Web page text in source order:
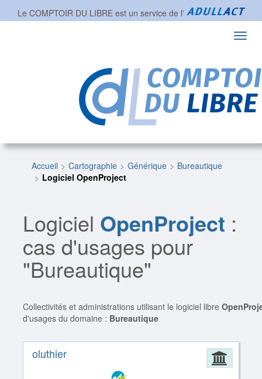
Le COMPTOIR DU LIBRE est un service de l'
Accueil Cartographie Générique
Bureautique
Logiciel OpenProject
Logiciel OpenProject :
cas d'usages pour
"Bureautique"
Collectivités et administrations utilisant le logiciel libre
d'usages du domaine : Bureautique
oluthier